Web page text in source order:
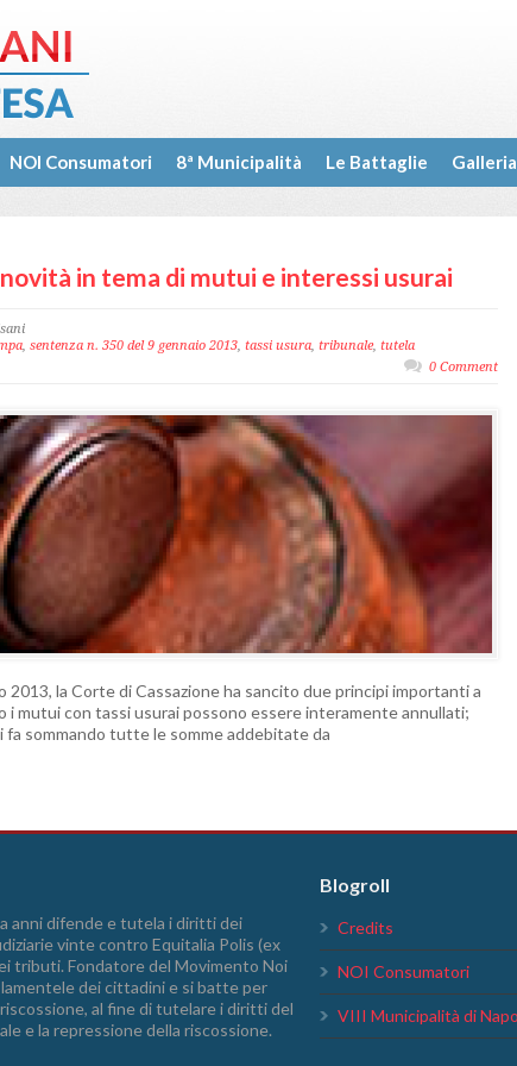
NOI Consumatori 8ª Municipalità Le Battaglie Galleria
in tema di mutui e interessi usurai
, sentenza n. 350 del 9 gennaio 2013, tassi usura, tribunale, tutela
0 Comment
2013, la Corte di Cassazione ha sancito due principi importanti a
mutui con tassi usurai possono essere interamente annullati;
fa sommando tutte le somme addebitate da
anni difende e tutela i diritti dei
vinte contro Equitalia Polis (ex
tributi. Fondatore del Movimento Noi
dei cittadini e si batte per
al fine di tutelare i diritti del
e la repressione della riscossione.
Blogroll
Credits
NOI Consumatori
VIII Municipalità di